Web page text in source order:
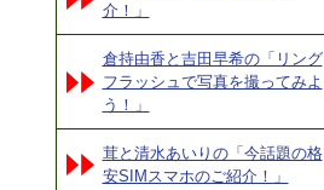
介！」
倉持由香と吉田早希の「リング
フラッシュで写真を撮ってみよ
う！」
茸と清水あいりの「今話題の格
安SIMスマホのご紹介！」